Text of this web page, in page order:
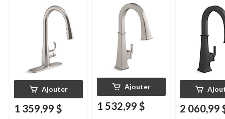
acier inoxydable
Ajouter
1 359,99 $
, inox écl
Ajouter
1 532,99 $
KOHLERMD
noir mat
2 060,99